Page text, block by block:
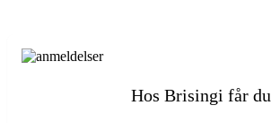
Hos Brisingi får du